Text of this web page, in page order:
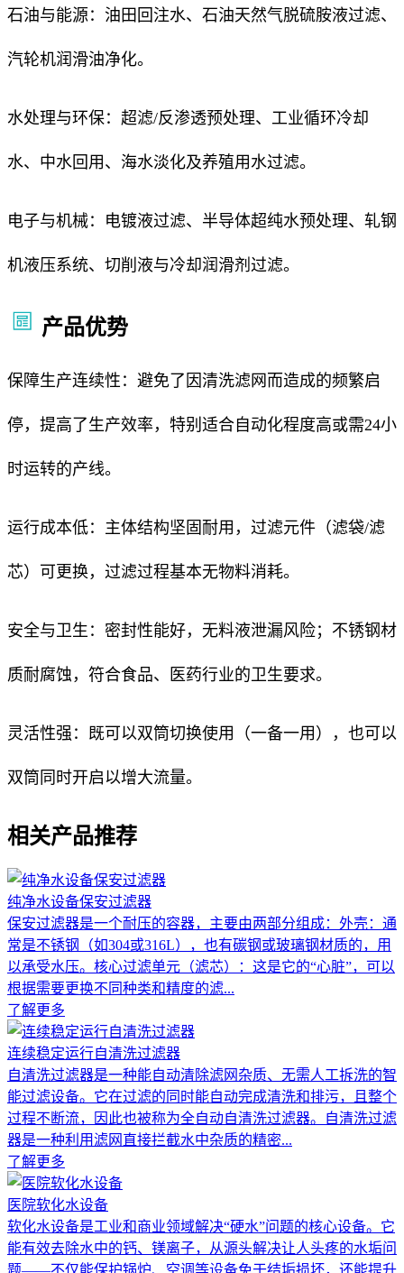
石油与能源：油田回注水、石油天然气脱硫胺液过滤、
汽轮机润滑油净化。
水处理与环保：超滤/反渗透预处理、工业循环冷却
水、中水回用、海水淡化及养殖用水过滤。
电子与机械：电镀液过滤、半导体超纯水预处理、轧钢
机液压系统、切削液与冷却润滑剂过滤。
产品优势
保障生产连续性：避免了因清洗滤网而造成的频繁启
停，提高了生产效率，特别适合自动化程度高或需24小
时运转的产线。
运行成本低：主体结构坚固耐用，过滤元件（滤袋/滤
芯）可更换，过滤过程基本无物料消耗。
安全与卫生：密封性能好，无料液泄漏风险；不锈钢材
质耐腐蚀，符合食品、医药行业的卫生要求。
灵活性强：既可以双筒切换使用（一备一用），也可以
双筒同时开启以增大流量。
相关产品推荐
纯净水设备保安过滤器
保安过滤器是一个耐压的容器，主要由两部分组成：外壳：通
常是不锈钢（如304或316L），也有碳钢或玻璃钢材质的，用
以承受水压。核心过滤单元（滤芯）：这是它的“心脏”，可以
根据需要更换不同种类和精度的滤...
了解更多
连续稳定运行自清洗过滤器
自清洗过滤器是一种能自动清除滤网杂质、无需人工拆洗的智
能过滤设备。它在过滤的同时能自动完成清洗和排污，且整个
过程不断流，因此也被称为全自动自清洗过滤器。自清洗过滤
器是一种利用滤网直接拦截水中杂质的精密...
了解更多
医院软化水设备
软化水设备是工业和商业领域解决“硬水”问题的核心设备。它
能有效去除水中的钙、镁离子，从源头解决让人头疼的水垢问
题——不仅能保护锅炉、空调等设备免于结垢损坏，还能提升